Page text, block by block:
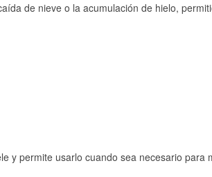
de nieve o la acumulación de hielo,
y permite usarlo cuando sea necesario para